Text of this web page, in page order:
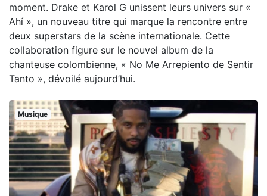
moment. Drake et Karol G unissent leurs univers sur «
Ahí », un nouveau titre qui marque la rencontre entre
deux superstars de la scène internationale. Cette
collaboration figure sur le nouvel album de la
chanteuse colombienne, « No Me Arrepiento de Sentir
Tanto », dévoilé aujourd’hui.
Musique